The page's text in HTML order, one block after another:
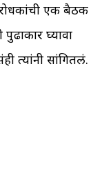
एक बैठक
घ्यावा
त्यांनी सांगितलं.